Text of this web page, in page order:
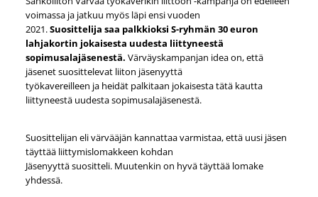
voimassa ja jatkuu myös läpi ensi vuoden
2021.Suosittelija saa palkkioksi S-ryhmän 30 euron
lahjakortin jokaisesta uudesta liittyneestä
sopimusalajäsenestä. Värväyskampanjan idea on, että
jäsenet suosittelevat liiton jäsenyyttä
työkavereilleen ja heidät palkitaan jokaisesta tätä kautta
liittyneestä uudesta sopimusalajäsenestä.
Suosittelijan eli värvääjän kannattaa varmistaa, että uusi jäsen
täyttää liittymislomakkeen kohdan
Jäsenyyttä suositteli. Muutenkin on hyvä täyttää lomake
yhdessä.